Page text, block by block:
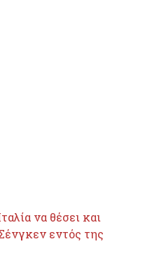
να θέσει και
εντός της